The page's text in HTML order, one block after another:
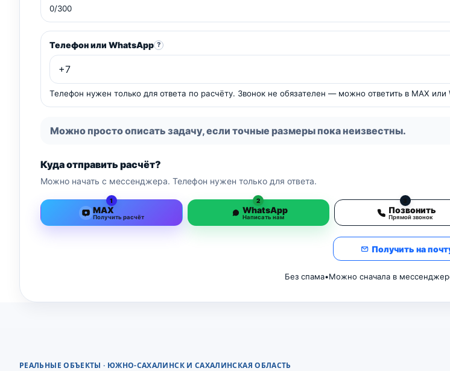
0/300
Телефон или WhatsApp ?
Телефон нужен только для ответа по расчёту. Звонок не обязателен — можно ответить в MAX или
Можно просто описать задачу, если точные размеры пока неизвестны.
Куда отправить расчёт?
Можно начать с мессенджера. Телефон нужен только для ответа.
1
MAX
Получить расчёт
2
WhatsApp
Написать нам
3
Позвонить
Прямой звонок
Получить на
Без спама•Можно сначала в
РЕАЛЬНЫЕ ОБЪЕКТЫ · ЮЖНО-САХАЛИНСК И САХАЛИНСКАЯ ОБЛАСТЬ